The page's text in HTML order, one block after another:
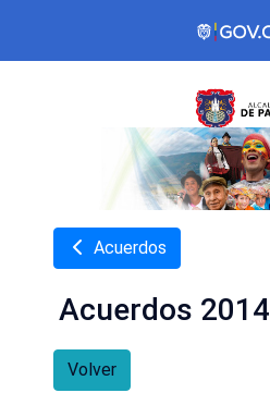
Acuerdos
Acuerdos 2014
Volver